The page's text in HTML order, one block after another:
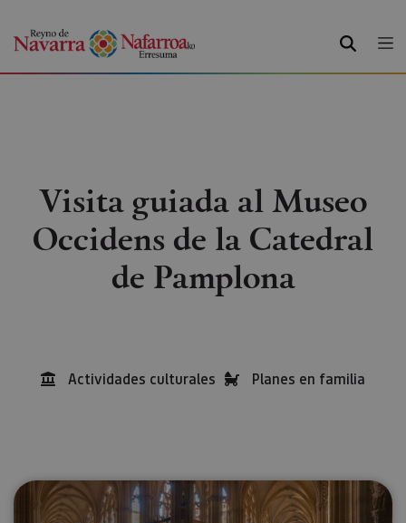
BUSCAR
Visita guiada al Museo
Occidens de la Catedral
de Pamplona
Actividades culturales Planes en familia